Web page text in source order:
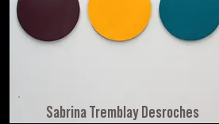
Sabrina Tremblay Desroches